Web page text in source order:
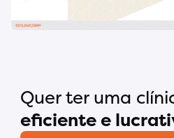
Quer ter uma
eficiente e